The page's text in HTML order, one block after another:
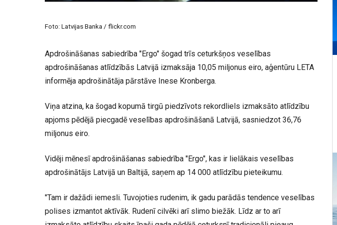
Foto: Latvijas Banka / flickr.com
Apdrošināšanas sabiedrība "Ergo" šogad trīs ceturkšņos veselības
apdrošināšanas atlīdzībās Latvijā izmaksāja 10,05 miljonus eiro, aģentūru LETA
informēja apdrošinātāja pārstāve Inese Kronberga.
Viņa atzina, ka šogad kopumā tirgū piedzīvots rekordliels izmaksāto atlīdzību
apjoms pēdējā piecgadē veselības apdrošināšanā Latvijā, sasniedzot 36,76
miljonus eiro.
Vidēji mēnesī apdrošināšanas sabiedrība "Ergo", kas ir lielākais veselības
apdrošinātājs Latvijā un Baltijā, saņem ap 14 000 atlīdzību pieteikumu.
"Tam ir dažādi iemesli. Tuvojoties rudenim, ik gadu parādās tendence veselības
polises izmantot aktīvāk. Rudenī cilvēki arī slimo biežāk. Līdz ar to arī